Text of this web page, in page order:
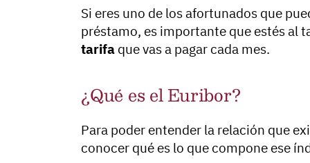
Si eres uno de los afortunados que
préstamo, es importante que estés al
tarifa que vas a pagar cada mes.
¿Qué es el Euribor?
Para poder entender la relación que
conocer qué es lo que compone ese